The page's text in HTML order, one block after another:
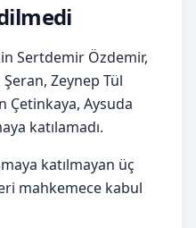
Sertdemir Özdemir,
Şeran, Zeynep Tül
Çetinkaya, Aysuda
katılamadı.
katılmayan üç
mahkemece kabul